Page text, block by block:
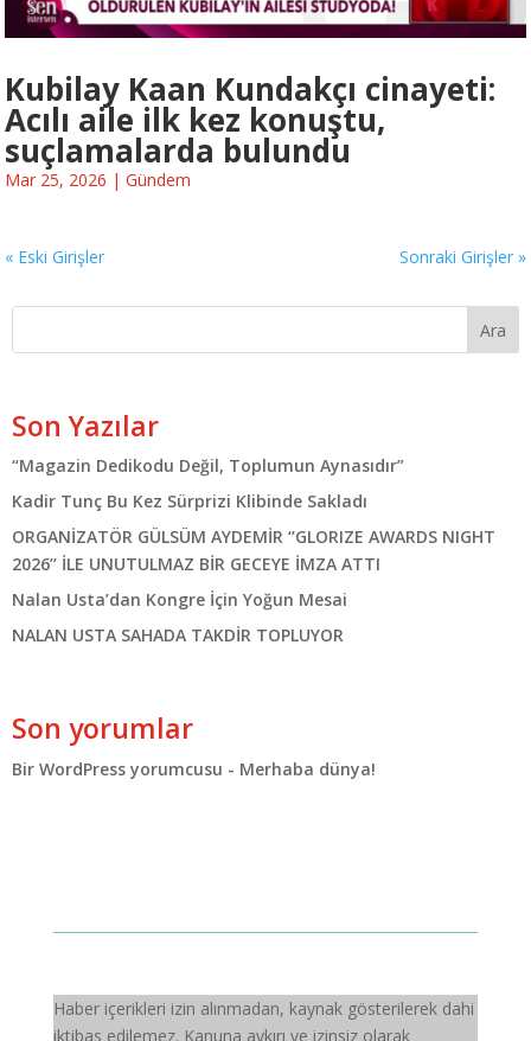
Kubilay Kaan Kundakçı cinayeti:
Acılı aile ilk kez konuştu,
suçlamalarda bulundu
Mar 25, 2026 | Gündem
« Eski Girişler Sonraki Girişler »
Ara
Son Yazılar
“Magazin Dedikodu Değil, Toplumun Aynasıdır”
Kadir Tunç Bu Kez Sürprizi Klibinde Sakladı
ORGANİZATÖR GÜLSÜM AYDEMİR ‘’GLORIZE AWARDS NIGHT
2026’’ İLE UNUTULMAZ BİR GECEYE İMZA ATTI
Nalan Usta’dan Kongre İçin Yoğun Mesai
NALAN USTA SAHADA TAKDİR TOPLUYOR
Son yorumlar
Bir WordPress yorumcusu - Merhaba dünya!
Haber içerikleri izin alınmadan, kaynak gösterilerek dahi
iktibas edilemez. Kanuna aykırı ve izinsiz olarak